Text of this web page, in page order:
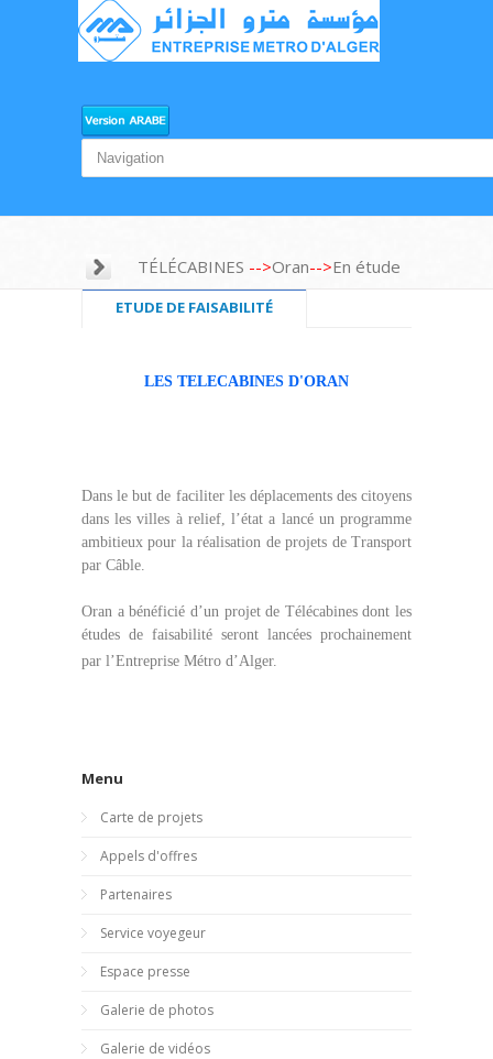
TÉLÉCABINES -->Oran-->En étude
ETUDE DE FAISABILITÉ
LES TELECABINES D'ORAN
Dans le but de faciliter les déplacements des citoyens
dans les villes à relief, l’état a lancé un programme
ambitieux pour la réalisation de projets de Transport
par Câble.
Oran a bénéficié d’un projet de Télécabines dont les
études de faisabilité seront lancées prochainement
par l’Entreprise Métro d’Alger.
Menu
Carte de projets
Appels d'offres
Partenaires
Service voyegeur
Espace presse
Galerie de photos
Galerie de vidéos